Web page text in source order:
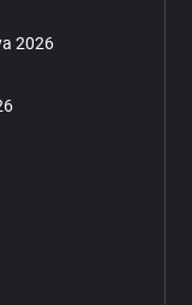
2026